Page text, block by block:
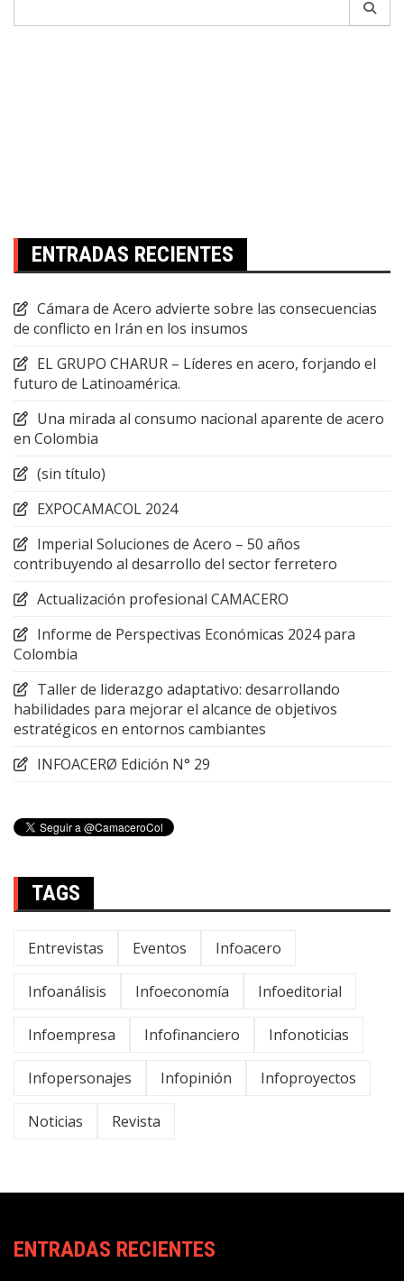
ENTRADAS RECIENTES
Cámara de Acero advierte sobre las consecuencias
de conflicto en Irán en los insumos
EL GRUPO CHARUR – Líderes en acero, forjando el
futuro de Latinoamérica.
Una mirada al consumo nacional aparente de acero
en Colombia
(sin título)
EXPOCAMACOL 2024
Imperial Soluciones de Acero – 50 años
contribuyendo al desarrollo del sector ferretero
Actualización profesional CAMACERO
Informe de Perspectivas Económicas 2024 para
Colombia
Taller de liderazgo adaptativo: desarrollando
habilidades para mejorar el alcance de objetivos
estratégicos en entornos cambiantes
INFOACERØ Edición N° 29
TAGS
Entrevistas Eventos Infoacero
Infoanálisis Infoeconomía Infoeditorial
Infoempresa Infofinanciero Infonoticias
Infopersonajes Infopinión Infoproyectos
Noticias Revista
ENTRADAS RECIENTES